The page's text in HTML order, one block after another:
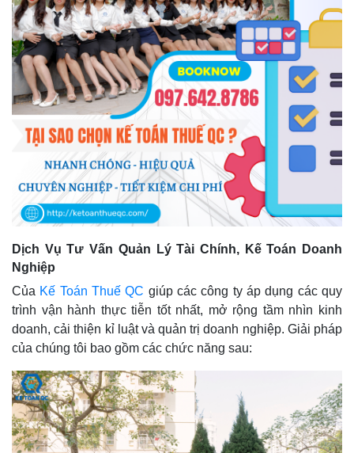
Dịch Vụ Tư Vấn Quản Lý Tài Chính, Kế Toán Doanh
Nghiệp
Của Kế Toán Thuế QC giúp các công ty áp dụng các quy
trình vận hành thực tiễn tốt nhất, mở rộng tầm nhìn kinh
doanh, cải thiện kỉ luật và quản trị doanh nghiệp. Giải pháp
của chúng tôi bao gồm các chức năng sau: